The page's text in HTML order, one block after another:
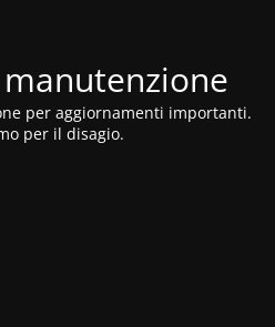
per aggiornamenti importanti.
per il disagio.